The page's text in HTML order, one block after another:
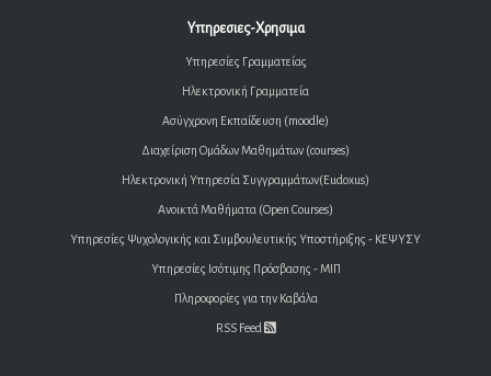
Υπηρεσιες-Χρησιμα
Υπηρεσίες Γραμματείας
Ηλεκτρονική Γραμματεία
Ασύγχρονη Εκπαίδευση (moodle)
Διαχείριση Ομάδων Μαθημάτων (courses)
Ηλεκτρονική Υπηρεσία Συγγραμμάτων(Eudoxus)
Ανοικτά Μαθήματα (Open Courses)
Υπηρεσίες Ψυχολογικής και Συμβουλευτικής Υποστήριξης - ΚΕΨΥΣΥ
Υπηρεσίες Ισότιμης Πρόσβασης - ΜΙΠ
Πληροφορίες για την Καβάλα
RSS Feed